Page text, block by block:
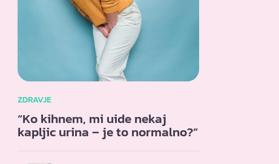
ZDRAVJE
“Ko kihnem, mi uide nekaj
kapljic urina – je to normalno?”